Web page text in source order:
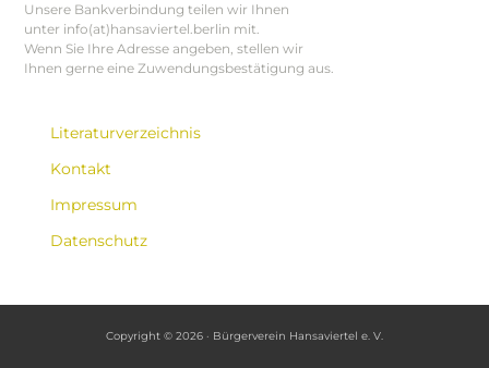
Unsere Bankverbindung teilen wir Ihnen
unter info(at)hansaviertel.berlin mit.
Wenn Sie Ihre Adresse angeben, stellen wir
Ihnen gerne eine Zuwendungsbestätigung aus.
Literaturverzeichnis
Kontakt
Impressum
Datenschutz
Copyright © 2026 · Bürgerverein Hansaviertel e. V.